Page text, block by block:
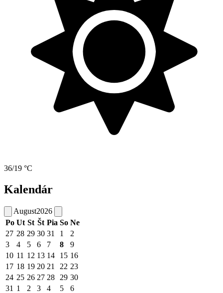
36/19 °C
Kalendár
August2026
Po Ut St Št Pia So Ne
27 28 29 30 31 1
2
3
4 5 6 7 8
9
10 11 12 13 14 15 16
17 18 19 20 21 22 23
24 25 26 27 28 29 30
31 1 2 3 4 5 6